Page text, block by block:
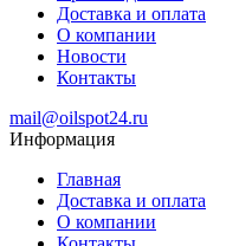
Доставка и оплата
О компании
Новости
Контакты
mail@oilspot24.ru
Информация
Главная
Доставка и оплата
О компании